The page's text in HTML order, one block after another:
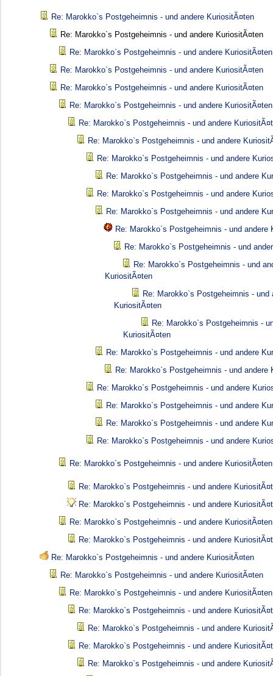
Re: Marokko`s Postgeheimnis - und andere KuriositÃ¤ten
Re: Marokko`s Postgeheimnis - und andere KuriositÃ¤ten
Re: Marokko`s Postgeheimnis - und andere KuriositÃ¤ten
Re: Marokko`s Postgeheimnis - und andere KuriositÃ¤ten
Re: Marokko`s Postgeheimnis - und andere KuriositÃ¤ten
Re: Marokko`s Postgeheimnis - und andere KuriositÃ¤ten
Re: Marokko`s Postgeheimnis - und andere
Re: Marokko`s Postgeheimnis - und andere
Re: Marokko`s Postgeheimnis - und andere
Re: Marokko`s Postgeheimnis - und andere
Re: Marokko`s Postgeheimnis - und andere
Re: Marokko`s Postgeheimnis - und andere
Re: Marokko`s Postgeheimnis - und andere
Re: Marokko`s Postgeheimnis - und
Re: Marokko`s Postgeheimnis - und
KuriositÃ¤ten
Re: Marokko`s Postgeheimnis - und
KuriositÃ¤ten
Re: Marokko`s Postgeheimnis -
KuriositÃ¤ten
Re: Marokko`s Postgeheimnis - und andere
Re: Marokko`s Postgeheimnis - und andere
Re: Marokko`s Postgeheimnis - und andere
Re: Marokko`s Postgeheimnis - und andere
Re: Marokko`s Postgeheimnis - und andere
Re: Marokko`s Postgeheimnis - und andere
Re: Marokko`s Postgeheimnis - und andere KuriositÃ¤ten
Re: Marokko`s Postgeheimnis - und andere
Re: Marokko`s Postgeheimnis - und andere
Re: Marokko`s Postgeheimnis - und andere KuriositÃ¤ten
Re: Marokko`s Postgeheimnis - und andere
Re: Marokko`s Postgeheimnis - und andere KuriositÃ¤ten
Re: Marokko`s Postgeheimnis - und andere KuriositÃ¤ten
Re: Marokko`s Postgeheimnis - und andere KuriositÃ¤ten
Re: Marokko`s Postgeheimnis - und andere
Re: Marokko`s Postgeheimnis - und andere
Re: Marokko`s Postgeheimnis - und andere
Re: Marokko`s Postgeheimnis - und andere